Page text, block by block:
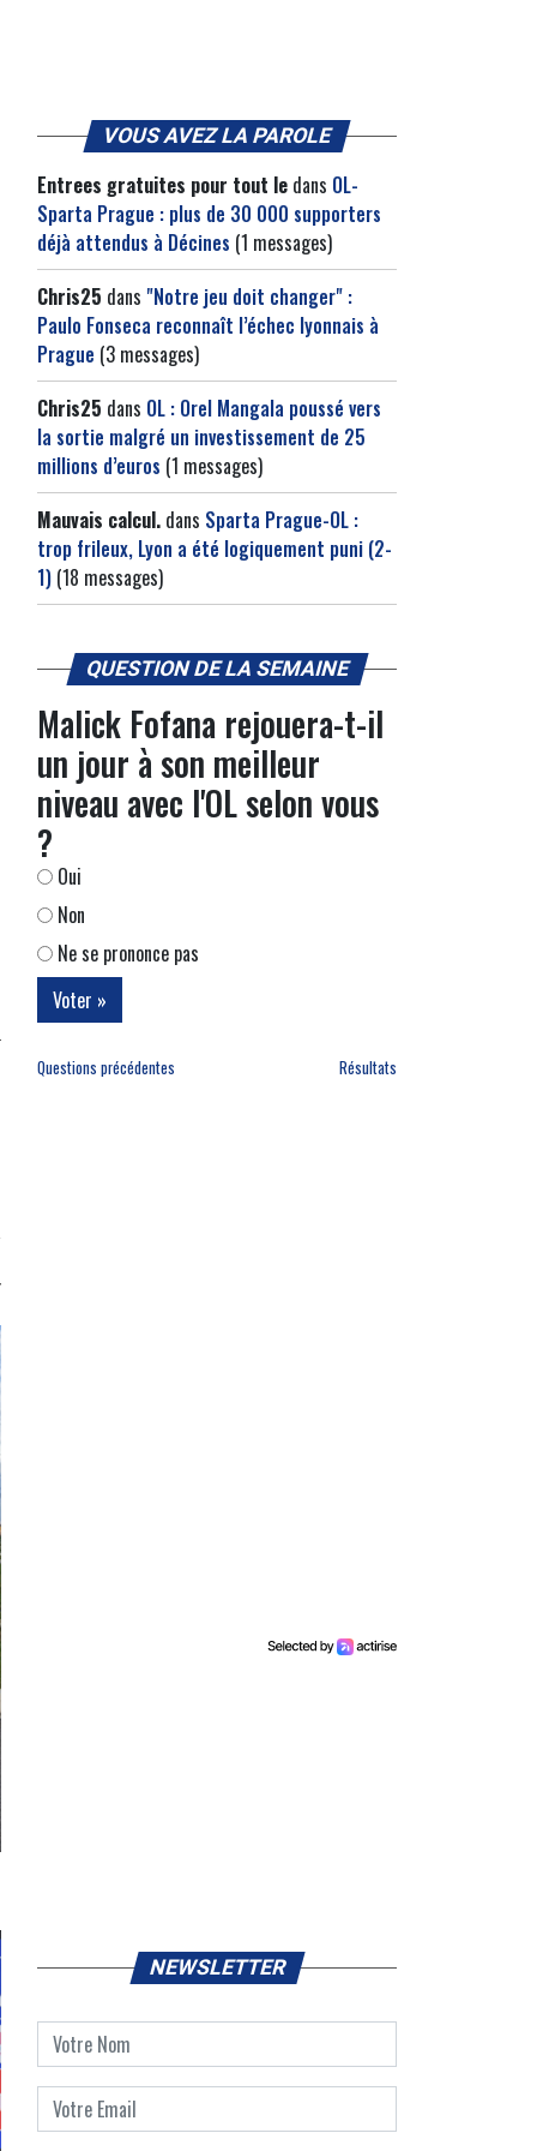
VOUS AVEZ LA PAROLE
Entrees gratuites pour tout le dans OL-
Sparta Prague : plus de 30 000 supporters
déjà attendus à Décines (1 messages)
Chris25 dans "Notre jeu doit changer" :
Paulo Fonseca reconnaît l’échec lyonnais à
Prague (3 messages)
Chris25 dans OL : Orel Mangala poussé vers
la sortie malgré un investissement de 25
millions d’euros (1 messages)
Mauvais calcul. dans Sparta Prague-OL :
trop frileux, Lyon a été logiquement puni (2-
1) (18 messages)
QUESTION DE LA SEMAINE
Malick Fofana rejouera-t-il
un jour à son meilleur
niveau avec l'OL selon vous
?
Oui
Non
Ne se prononce pas
Questions précédentes Résultats
NEWSLETTER